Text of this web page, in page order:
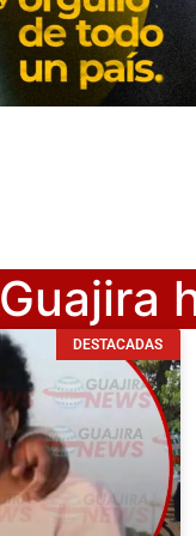
DESTACADAS